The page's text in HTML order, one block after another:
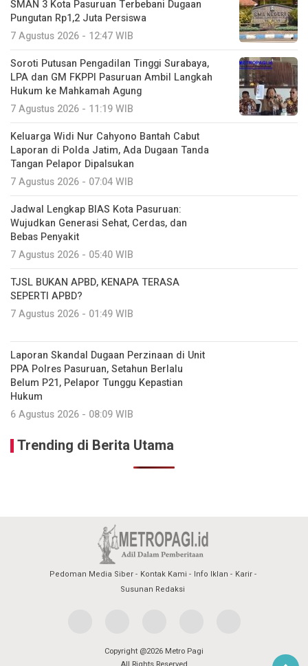
SMAN 3 Kota Pasuruan Terbebani Dugaan
Pungutan Rp1,2 Juta Persiswa
7 Agustus 2026 - 12:47 WIB
Soroti Putusan Pengadilan Tinggi Surabaya,
LPA dan GM FKPPI Pasuruan Ambil Langkah
Hukum ke Mahkamah Agung
7 Agustus 2026 - 11:19 WIB
Keluarga Widi Nur Cahyono Bantah Cabut
Laporan di Polda Jatim, Ada Dugaan Tanda
Tangan Pelapor Dipalsukan
7 Agustus 2026 - 07:04 WIB
Jadwal Lengkap BIAS Kota Pasuruan:
Wujudkan Generasi Sehat, Cerdas, dan
Bebas Penyakit
7 Agustus 2026 - 05:40 WIB
TJSL BUKAN APBD, KENAPA TERASA
SEPERTI APBD?
7 Agustus 2026 - 01:49 WIB
Laporan Skandal Dugaan Perzinaan di Unit
PPA Polres Pasuruan, Setahun Berlalu
Belum P21, Pelapor Tunggu Kepastian
Hukum
6 Agustus 2026 - 08:09 WIB
Trending di Berita Utama
Pedoman Media Siber Kontak Kami Info Iklan
Karir
Susunan Redaksi
Copyright @2026 Metro Pagi